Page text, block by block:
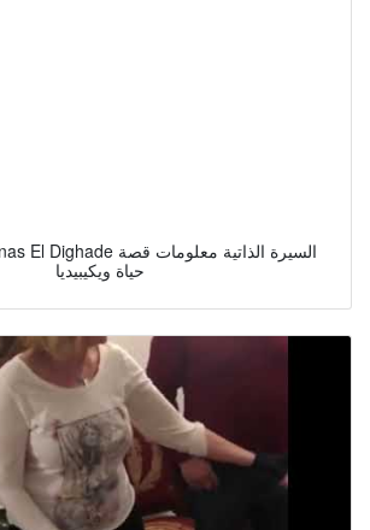
حياة ويكيبيديا